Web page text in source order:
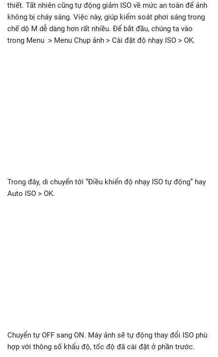
thiết. Tất nhiên cũng tự động giảm ISO về mức an toàn để ảnh
không bị cháy sáng. Việc này, giúp kiểm soát phơi sáng trong
chế dộ M dễ dàng hơn rất nhiều. Để bắt đầu, chúng ta vào
trong Menu > Menu Chụp ảnh > Cài đặt độ nhạy ISO > OK.
Trong đây, di chuyển tới “Điều khiển độ nhạy ISO tự động” hay
Auto ISO > OK.
Chuyển tự OFF sang ON. Máy ảnh sẽ tự động thay đổi ISO phù
hợp với thông số khẩu độ, tốc độ đã cài đặt ở phần trước.